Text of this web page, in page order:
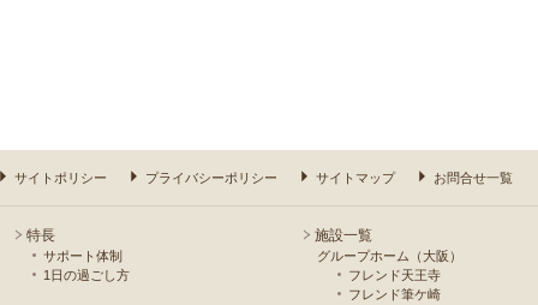
サイトポリシー プライバシーポリシー サイトマップ お問合せ一覧
特長
サポート体制
1日の過ごし方
施設一覧
グループホーム（大阪）
フレンド天王寺
フレンド筆ケ崎